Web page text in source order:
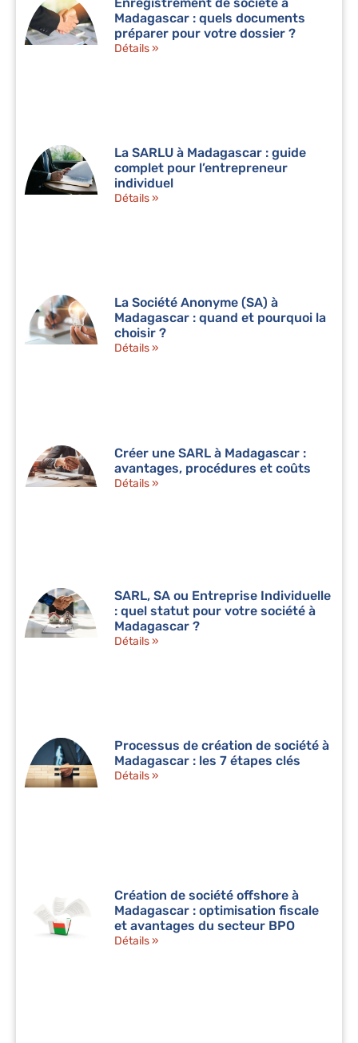
Madagascar : quels documents
préparer pour votre dossier ?
Détails »
La SARLU à Madagascar : guide
complet pour l’entrepreneur
individuel
Détails »
La Société Anonyme (SA) à
Madagascar : quand et pourquoi la
choisir ?
Détails »
Créer une SARL à Madagascar :
avantages, procédures et coûts
Détails »
SARL, SA ou Entreprise Individuelle
: quel statut pour votre société à
Madagascar ?
Détails »
Processus de création de société à
Madagascar : les 7 étapes clés
Détails »
Création de société offshore à
Madagascar : optimisation fiscale
et avantages du secteur BPO
Détails »